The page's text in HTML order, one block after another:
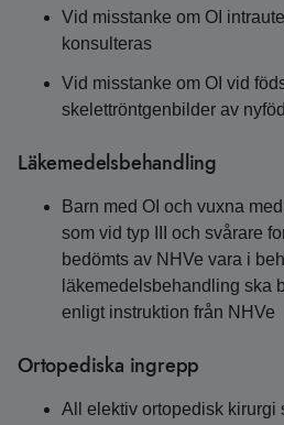
Vid misstanke om OI
konsulteras
Vid misstanke om OI vid
skelettröntgenbilder av
Läkemedelsbehandling
Barn med OI och vuxna
som vid typ III och svårare
bedömts av NHVe vara i
läkemedelsbehandling ska
enligt instruktion från NHVe
Ortopediska ingrepp
All elektiv ortopedisk kirurgi